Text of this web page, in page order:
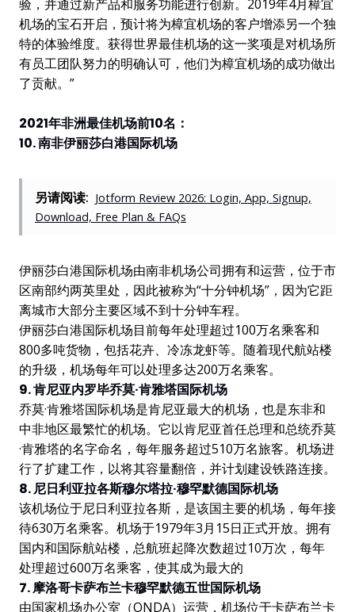
验，并通过新产品和服务功能进行创新。2019年4月樟宜
机场的宝石开启，预计将为樟宜机场的客户增添另一个独
特的体验维度。获得世界最佳机场的这一奖项是对机场所
有员工团队努力的明确认可，他们为樟宜机场的成功做出
了贡献。”
2021年非洲最佳机场前10名：
10. 南非伊丽莎白港国际机场
另请阅读: Jotform Review 2026: Login, App, Signup,
Download, Free Plan & FAQs
伊丽莎白港国际机场由南非机场公司拥有和运营，位于市
区南部约两英里处，因此被称为“十分钟机场”，因为它距
离城市大部分主要区域不到十分钟车程。
伊丽莎白港国际机场目前每年处理超过100万名乘客和
800多吨货物，包括花卉、冷冻龙虾等。随着现代航站楼
的升级，机场每年可以处理多达200万名乘客。
9. 肯尼亚内罗毕乔莫·肯雅塔国际机场
乔莫·肯雅塔国际机场是肯尼亚最大的机场，也是东非和
中非地区最繁忙的机场。它以肯尼亚首任总理和总统乔莫
·肯雅塔的名字命名，每年服务超过510万名旅客。机场进
行了扩建工作，以将其容量翻倍，并计划建设铁路连接。
8. 尼日利亚拉各斯穆尔塔拉·穆罕默德国际机场
该机场位于尼日利亚拉各斯，是该国主要的机场，每年接
待630万名乘客。机场于1979年3月15日正式开放。拥有
国内和国际航站楼，总航班起降次数超过10万次，每年
处理超过600万名乘客，使其成为最大的
7. 摩洛哥卡萨布兰卡穆罕默德五世国际机场
由国家机场办公室（ONDA）运营，机场位于卡萨布兰卡